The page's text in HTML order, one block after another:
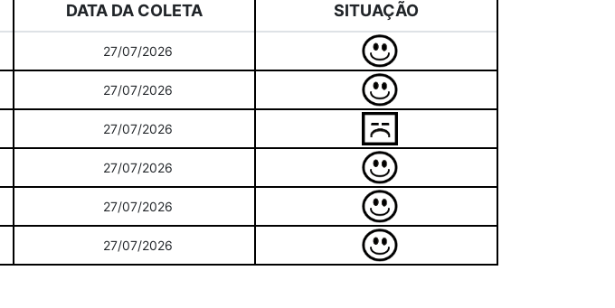
DATA DA COLETA SITUAÇÃO
27/07/2026
27/07/2026
27/07/2026
27/07/2026
27/07/2026
27/07/2026